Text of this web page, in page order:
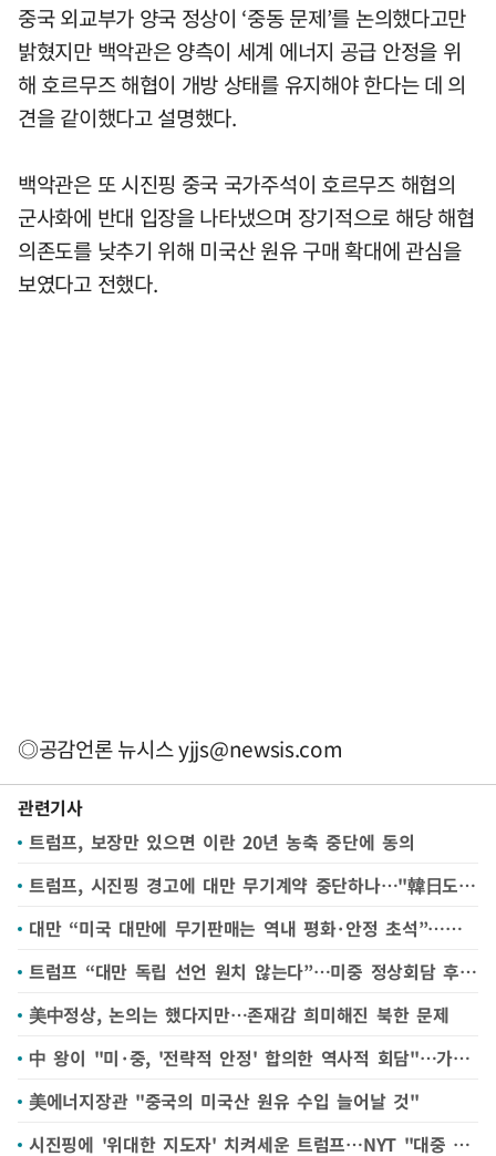
중국 외교부가 양국 정상이 ‘중동 문제’를 논의했다고만
밝혔지만 백악관은 양측이 세계 에너지 공급 안정을 위
해 호르무즈 해협이 개방 상태를 유지해야 한다는 데 의
견을 같이했다고 설명했다.
백악관은 또 시진핑 중국 국가주석이 호르무즈 해협의
군사화에 반대 입장을 나타냈으며 장기적으로 해당 해협
의존도를 낮추기 위해 미국산 원유 구매 확대에 관심을
보였다고 전했다.
◎공감언론 뉴시스yjjs@newsis.com
관련기사
트럼프, 보장만 있으면 이란 20년 농축 중단에 동의
트럼프, 시진핑 경고에 대만 무기계약 중단하나…"韓日도 불안케해"
대만 “미국 대만에 무기판매는 역내 평화·안정 초석”…트럼프 발언 대응
트럼프 “대만 독립 선언 원치 않는다”…미중 정상회담 후 표명
美中정상, 논의는 했다지만…존재감 희미해진 북한 문제
中 왕이 "미·중, '전략적 안정' 합의한 역사적 회담"…가을엔 시진핑 방미
美에너지장관 "중국의 미국산 원유 수입 늘어날 것"
시진핑에 '위대한 지도자' 치켜세운 트럼프…NYT "대중 강경노선서 후퇴"